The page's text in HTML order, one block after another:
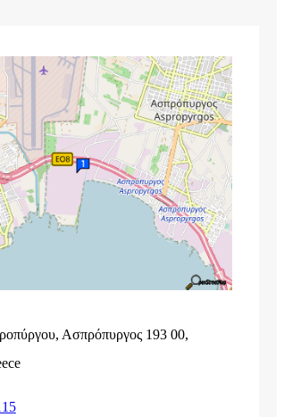
Ασπρόπυργος 193 00,